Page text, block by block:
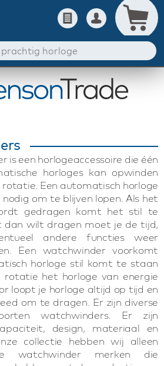
is een horlogeaccessoire die één
horloges kan opwinden
Een automatisch horloge
om te blijven lopen. Als het
gedragen komt het stil te
dan wilt dragen moet je de tijd,
andere functies weer
Een watchwinder voorkomt
horloge stil komt te staan
het horloge van energie
loopt je horloge altijd op tijd en
om te dragen. Er zijn diverse
watchwinders. Er zijn
design, materiaal en
collectie hebben wij alleen
watchwinder merken die